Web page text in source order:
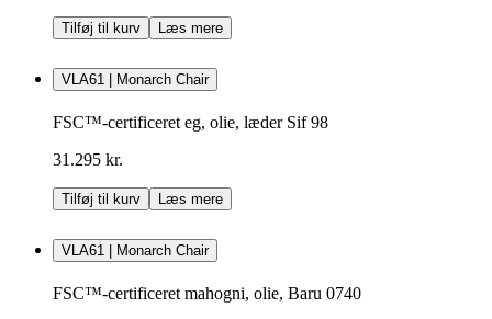
Tilføj til kurv Læs mere
VLA61 | Monarch Chair
FSC™-certificeret eg, olie, læder Sif 98
31.295 kr.
Tilføj til kurv Læs mere
VLA61 | Monarch Chair
FSC™-certificeret mahogni, olie, Baru 0740